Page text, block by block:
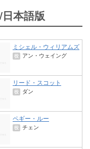
本語版
ミシェル・ウィリアムズ
役 アン・ウェイング
リード・スコット
役 ダン
ペギー・ルー
役 チェン